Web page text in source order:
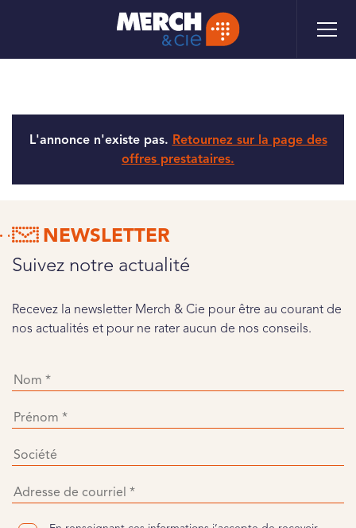
L'annonce n'existe pas. Retournez sur la page des
offres prestataires.
NEWSLETTER
Suivez notre actualité
Recevez la newsletter Merch & Cie pour être au courant de
nos actualités et pour ne rater aucun de nos conseils.
Panneau de gestion des cookies